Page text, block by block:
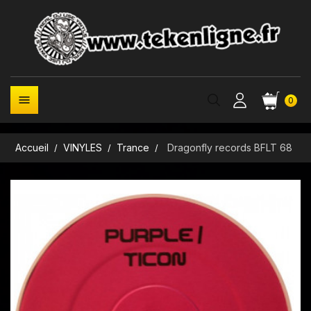
0

Accueil VINYLES Trance Dragonfly records BFLT 68